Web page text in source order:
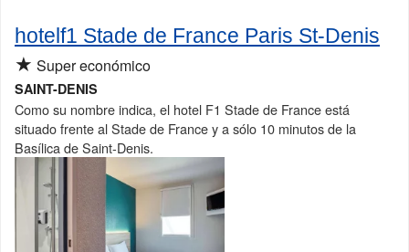
hotelf1 Stade de France Paris St-Denis
★ Super económico
SAINT-DENIS
Como su nombre indica, el hotel F1 Stade de France está
situado frente al Stade de France y a sólo 10 minutos de la
Basílica de Saint-Denis.